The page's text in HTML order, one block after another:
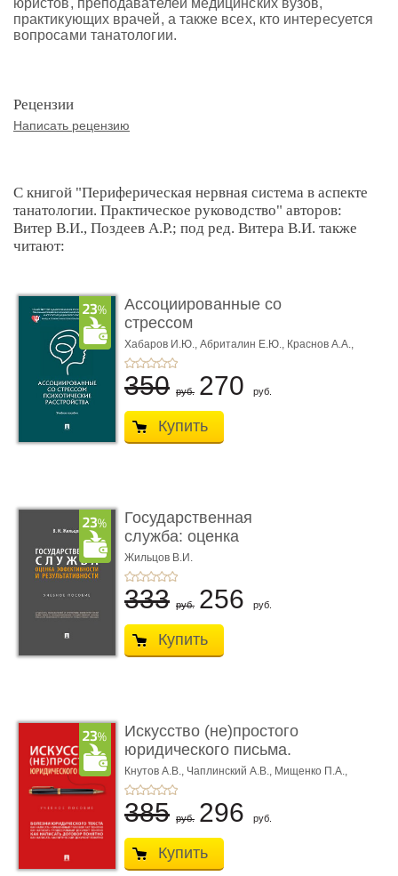
юристов, преподавателей медицинских вузов,
практикующих врачей, а также всех, кто интересуется
вопросами танатологии.
Рецензии
Написать рецензию
С книгой "Периферическая нервная система в аспекте
танатологии. Практическое руководство" авторов:
Витер В.И., Поздеев А.Р.; под ред. Витера В.И. также
читают:
Ассоциированные со
стрессом
психотические ра� ...
Хабаров И.Ю., Абриталин Е.Ю., Краснов А.А.,
Петуров И.А.
350 руб. 270 руб.
Купить
Государственная
служба: оценка
эффективности ...
Жильцов В.И.
333 руб. 256 руб.
Купить
Искусство (не)простого
юридического письма.
Уч ...
Кнутов А.В., Чаплинский А.В., Мищенко П.А.,
Алимпеев Д.Р.
385 руб. 296 руб.
Купить